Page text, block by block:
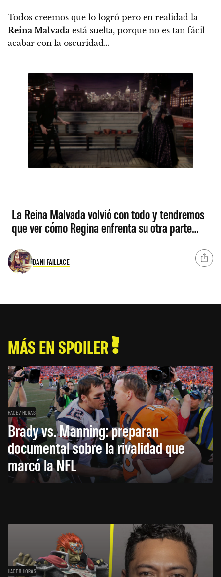
Todos creemos que lo logró pero en realidad la
Reina Malvada está suelta, porque no es tan fácil
acabar con la oscuridad…
La Reina Malvada volvió con todo y tendremos
que ver cómo Regina enfrenta su otra parte…
DANI FAILLACE
MÁS EN SPOILER
HACE 7 HORAS
Brady vs. Manning: preparan
documental sobre la rivalidad que
marcó la NFL
HACE 8 HORAS